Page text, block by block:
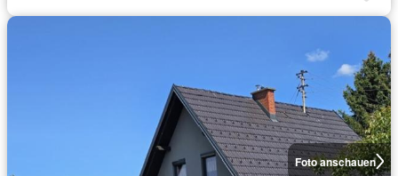
Foto anschauen